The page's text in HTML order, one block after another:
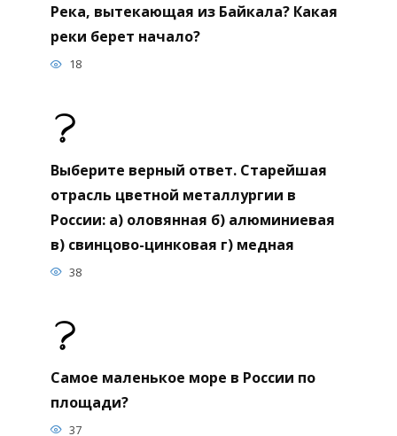
Река, вытекающая из Байкала? Какая
реки берет начало?
18
Выберите верный ответ. Старейшая
отрасль цветной металлургии в
России: а) оловянная б) алюминиевая
в) свинцово-цинковая г) медная
38
Самое маленькое море в России по
площади?
37